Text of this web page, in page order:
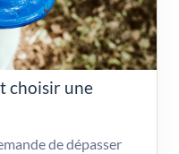
choisir une
de dépasser